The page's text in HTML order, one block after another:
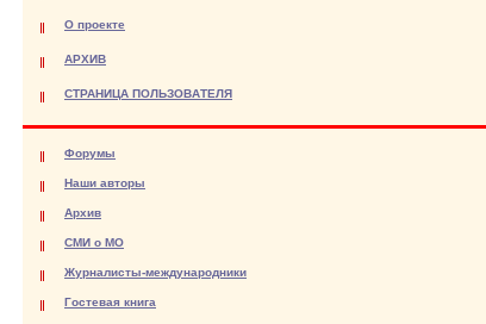
О проекте
АРХИВ
СТРАНИЦА ПОЛЬЗОВАТЕЛЯ
Форумы
Наши авторы
Архив
СМИ о МО
Журналисты-международники
Гостевая книга